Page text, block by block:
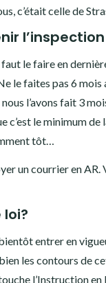
c’était celle de
le faire en
le faites pas 6 mois
l’avons fait 3
c’est le minimum de
tôt…
un courrier en AR.
loi?
entrer en
les contours de
l’Instruction en